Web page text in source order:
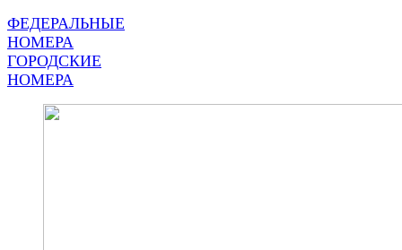
ФЕДЕРАЛЬНЫЕ
НОМЕРА
ГОРОДСКИЕ
НОМЕРА